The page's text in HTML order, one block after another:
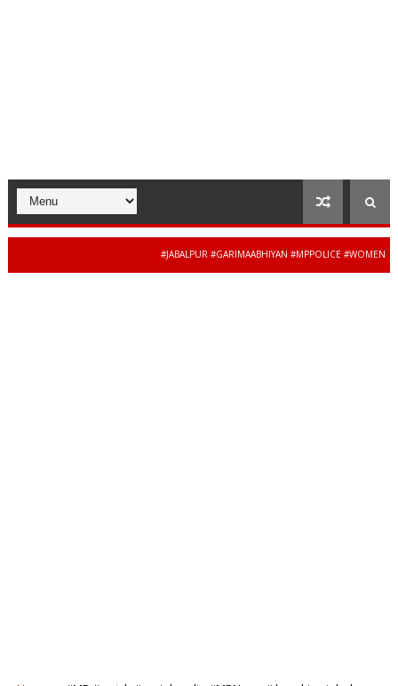
#JABALPUR #GARIMAABHIYAN #MPPOLICE #WOMENSAFETY